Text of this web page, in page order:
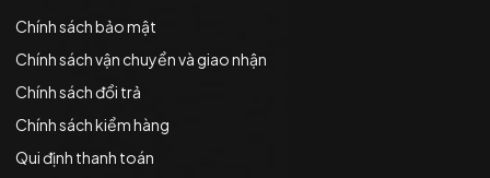
Chính sách bảo mật
Chính sách vận chuyển và giao nhận
Chính sách đổi trả
Chính sách kiểm hàng
Qui định thanh toán